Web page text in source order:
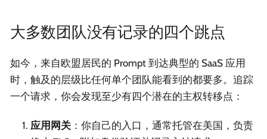
大多数团队没有记录的四个跳点
如今，来自欧盟居民的 Prompt 到达典型的 SaaS 应用
时，触及的层级比任何单个团队能看到的都要多。追踪
一个请求，你会发现至少有四个潜在的主权转移点：
应用网关 ：你自己的入口，通常托管在美国，负责